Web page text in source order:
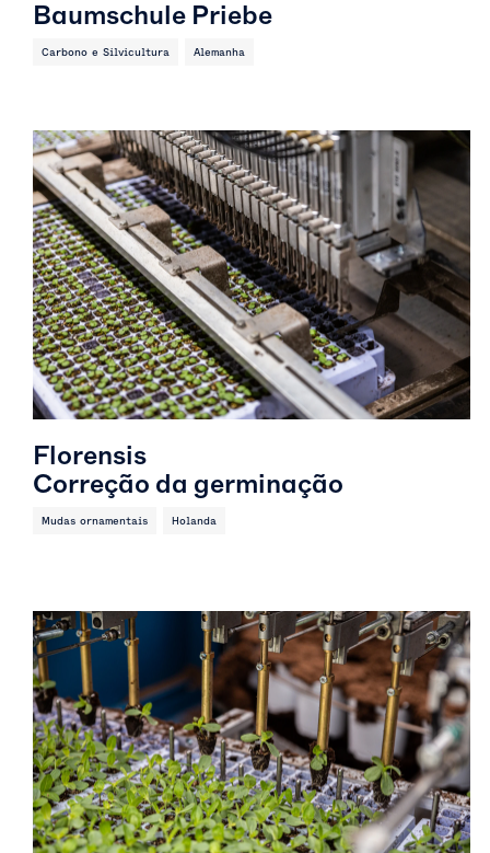
Baumschule Priebe
Carbono e Silvicultura Alemanha
Florensis
Correção da germinação
Mudas ornamentais Holanda